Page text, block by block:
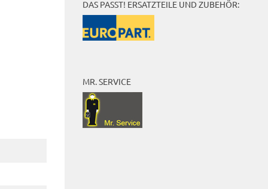
DAS PASST! ERSATZTEILE UND ZUBEHÖR:
MR. SERVICE